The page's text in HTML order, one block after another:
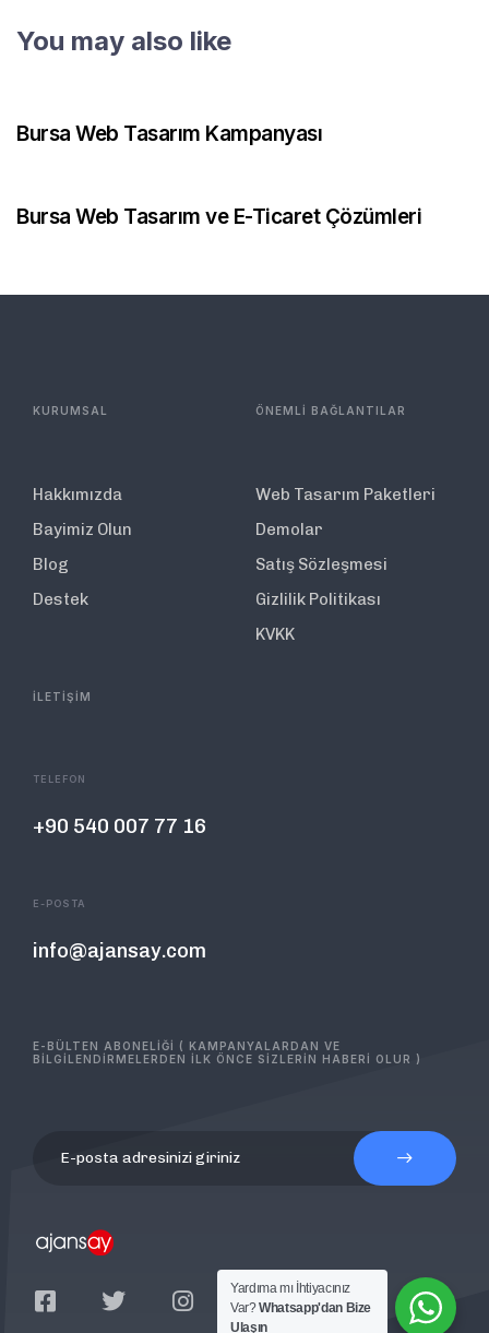
You may also like
Bursa Web Tasarım Kampanyası
Bursa Web Tasarım ve E-Ticaret Çözümleri
KURUMSAL
Hakkımızda
Bayimiz Olun
Blog
Destek
ÖNEMLİ BAĞLANTILAR
Web Tasarım Paketleri
Demolar
Satış Sözleşmesi
Gizlilik Politikası
KVKK
İLETİŞİM
TELEFON
+90 540 007 77 16
E-POSTA
info@ajansay.com
E-BÜLTEN ABONELİĞİ ( KAMPANYALARDAN VE
BİLGİLENDİRMELERDEN İLK ÖNCE SİZLERİN HABERİ OLUR )
Yardıma mı İhtiyacınız
Var?Whatsapp'dan Bize
Ulaşın